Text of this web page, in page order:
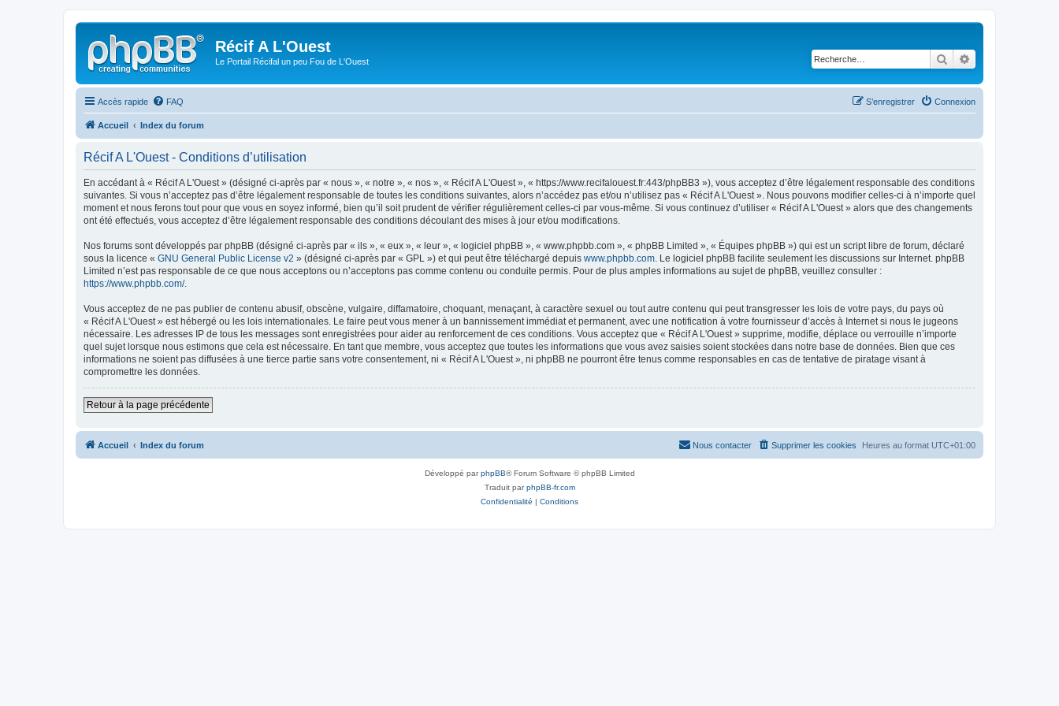
Récif A L'Ouest
Le Portail Récifal un peu Fou de L'Ouest Rechercher
Accès rapide FAQ Connexion
S’enregistrer
Accueil Index du forum
Récif A L'Ouest - Conditions d’utilisation
En accédant à « Récif A L'Ouest » (désigné ci-après par « nous », « notre », « nos », « Récif A L'Ouest », « https://www.recifalouest.fr:443/phpBB3 »), vous acceptez d’être légalement responsable des conditions
suivantes. Si vous n’acceptez pas d’être légalement responsable de toutes les conditions suivantes, alors n’accédez pas et/ou n’utilisez pas « Récif A L'Ouest ». Nous pouvons modifier celles-ci à n’importe quel
moment et nous ferons tout pour que vous en soyez informé, bien qu’il soit prudent de vérifier régulièrement celles-ci par vous-même. Si vous continuez d’utiliser « Récif A L'Ouest » alors que des changements
ont été effectués, vous acceptez d’être légalement responsable des conditions découlant des mises à jour et/ou modifications.
Nos forums sont développés par phpBB (désigné ci-après par « ils », « eux », « leur », « logiciel phpBB », « www.phpbb.com », « phpBB Limited », « Équipes phpBB ») qui est un script libre de forum, déclaré
sous la licence « GNU General Public License v2 » (désigné ci-après par « GPL ») et qui peut être téléchargé depuis www.phpbb.com . Le logiciel phpBB facilite seulement les discussions sur Internet. phpBB
Limited n’est pas responsable de ce que nous acceptons ou n’acceptons pas comme contenu ou conduite permis. Pour de plus amples informations au sujet de phpBB, veuillez consulter :
https://www.phpbb.com/.
Vous acceptez de ne pas publier de contenu abusif, obscène, vulgaire, diffamatoire, choquant, menaçant, à caractère sexuel ou tout autre contenu qui peut transgresser les lois de votre pays, du pays où
« Récif A L'Ouest » est hébergé ou les lois internationales. Le faire peut vous mener à un bannissement immédiat et permanent, avec une notification à votre fournisseur d’accès à Internet si nous le jugeons
nécessaire. Les adresses IP de tous les messages sont enregistrées pour aider au renforcement de ces conditions. Vous acceptez que « Récif A L'Ouest » supprime, modifie, déplace ou verrouille n’importe
quel sujet lorsque nous estimons que cela est nécessaire. En tant que membre, vous acceptez que toutes les informations que vous avez saisies soient stockées dans notre base de données. Bien que ces
informations ne soient pas diffusées à une tierce partie sans votre consentement, ni « Récif A L'Ouest », ni phpBB ne pourront être tenus comme responsables en cas de tentative de piratage visant à
compromettre les données.
Retour à la page précédente
Accueil Index du forum Heures au format UTC+01:00
Supprimer les cookies
Nous contacter
Développé parphpBB® Forum Software © phpBB Limited
Traduit parphpBB-fr.com
Confidentialité | Conditions